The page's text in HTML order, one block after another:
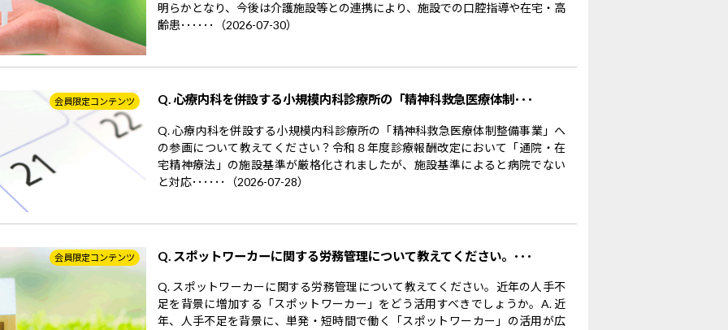
明らかとなり、今後は介護施設等との連携により、施設での口腔指導や在宅・高
齢患･･････（2026-07-30）
会員限定コンテンツ Q. 心療内科を併設する小規模内科診療所の「精神科救急医療体制･･･
Q. 心療内科を併設する小規模内科診療所の「精神科救急医療体制整備事業」へ
の参画について教えてください？令和８年度診療報酬改定において「通院・在
宅精神療法」の施設基準が厳格化されましたが、施設基準によると病院でない
と対応･･････（2026-07-28）
会員限定コンテンツ Q. スポットワーカーに関する労務管理について教えてください。･･･
Q. スポットワーカーに関する労務管理について教えてください。近年の人手不
足を背景に増加する「スポットワーカー」をどう活用すべきでしょうか。A. 近
年、人手不足を背景に、単発・短時間で働く「スポットワーカー」の活用が広